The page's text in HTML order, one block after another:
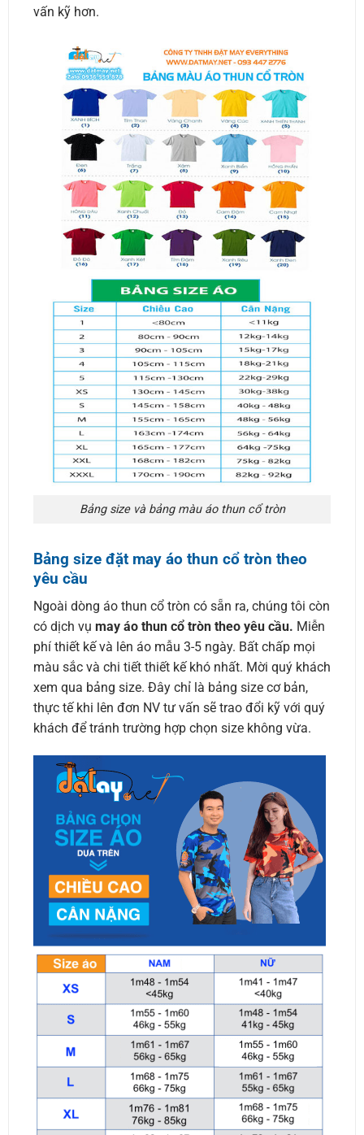
vấn kỹ hơn.
Bảng size và bảng màu áo thun cổ tròn
Bảng size đặt may áo thun cổ tròn theo
yêu cầu
Ngoài dòng áo thun cổ tròn có sẵn ra, chúng tôi còn
có dịch vụ may áo thun cổ tròn theo yêu cầu. Miễn
phí thiết kế và lên áo mẫu 3-5 ngày. Bất chấp mọi
màu sắc và chi tiết thiết kế khó nhất. Mời quý khách
xem qua bảng size. Đây chỉ là bảng size cơ bản,
thực tế khi lên đơn NV tư vấn sẽ trao đổi kỹ với quý
khách để tránh trường hợp chọn size không vừa.